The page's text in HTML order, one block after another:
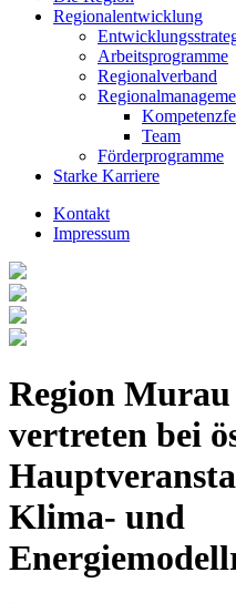
Regionalentwicklung
Arbeitsprogramme
Regionalverband
Team
Förderprogramme
Starke Karriere
Kontakt
Impressum
Region
vertreten bei
Klima- und